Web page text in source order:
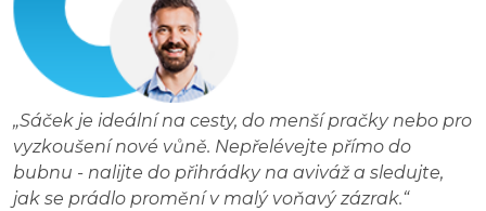
„Sáček je ideální na cesty, do menší pračky nebo pro
vyzkoušení nové vůně. Nepřelévejte přímo do
bubnu - nalijte do přihrádky na aviváž a sledujte,
jak se prádlo promění v malý voňavý zázrak.“